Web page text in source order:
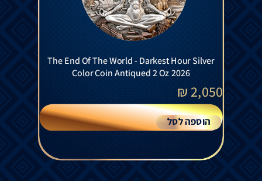
The End Of The World - Darkest Hour Silver
Color Coin Antiqued 2 Oz 2026
2,050
₪
הוספה לסל